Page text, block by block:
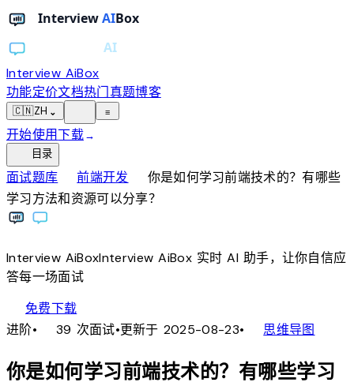
Interview AiBox
功能定价文档热门真题博客
🇨🇳ZH ⌄ ≡
开始使用下载→
目录
面试题库chevron_right前端开发chevron_right
你是如何学习前端技术的？有哪些
学习方法和资源可以分享？
Interview AiBoxInterviewAiBox实时 AI 助手，让你自信应
答每一场面试
免费下载
进阶• 39 次面试•更新于 2025-08-23• account_tree思维导图
你是如何学习前端技术的？有哪些学习